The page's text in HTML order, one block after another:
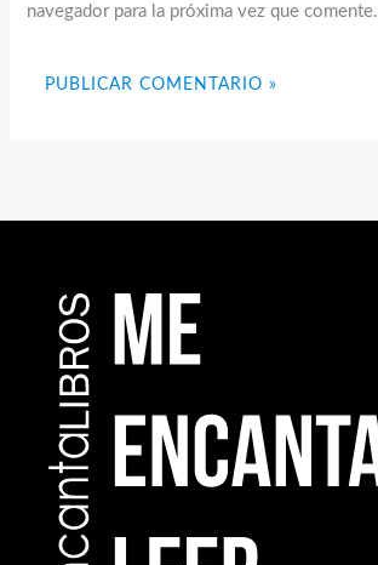
navegador para la próxima vez que comente.